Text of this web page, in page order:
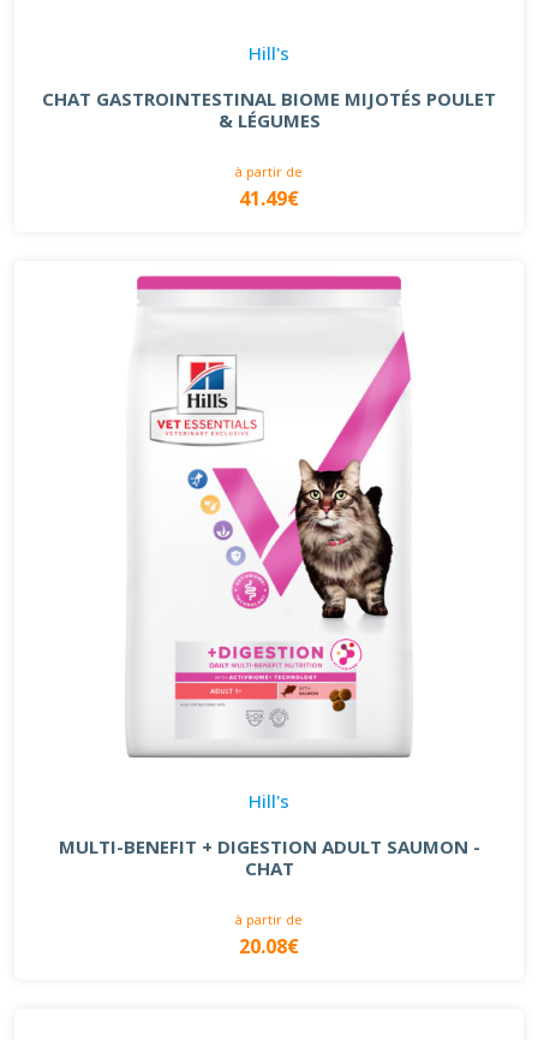
Hill's
CHAT GASTROINTESTINAL BIOME MIJOTÉS POULET
& LÉGUMES
à partir de
41.49€
Hill's
MULTI-BENEFIT + DIGESTION ADULT SAUMON -
CHAT
à partir de
20.08€